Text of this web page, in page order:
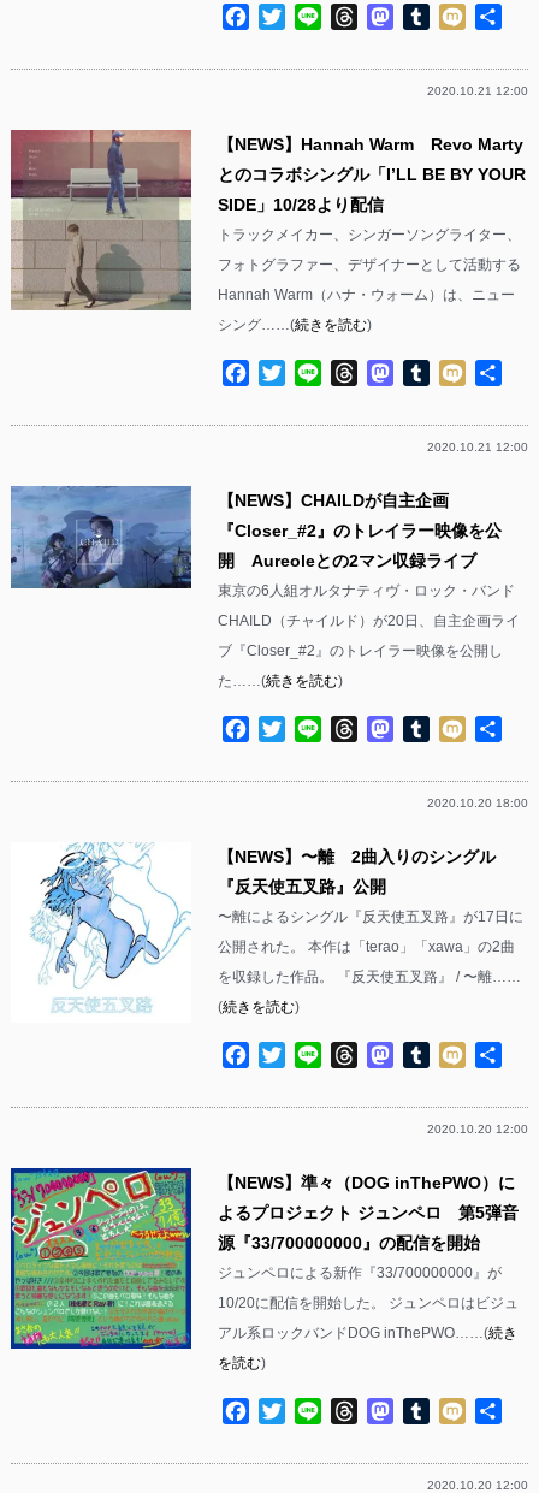
Facebook
TwitterLine ThreadsMastodon
Tumblr
Mixi
2020.10.21 12:00
【NEWS】Hannah Warm Revo Marty
とのコラボシングル「I’LL BE BY YOUR
SIDE」10/28より配信
トラックメイカー、シンガーソングライター、
フォトグラファー、デザイナーとして活動する
Hannah Warm（ハナ・ウォーム）は、ニュー
シング……(続きを読む)
Facebook
TwitterLine ThreadsMastodon
Tumblr
Mixi
2020.10.21 12:00
【NEWS】CHAILDが自主企画
『Closer_#2』のトレイラー映像を公
開 Aureoleとの2マン収録ライブ
東京の6人組オルタナティヴ・ロック・バンド
CHAILD（チャイルド）が20日、自主企画ライ
ブ『Closer_#2』のトレイラー映像を公開し
た……(続きを読む)
Facebook
TwitterLine ThreadsMastodon
Tumblr
Mixi
2020.10.20 18:00
【NEWS】〜離 2曲入りのシングル
『反天使五叉路』公開
〜離によるシングル『反天使五叉路』が17日に
公開された。 本作は「terao」「xawa」の2曲
を収録した作品。 『反天使五叉路』 / 〜離……
(続きを読む)
Facebook
TwitterLine ThreadsMastodon
Tumblr
Mixi
2020.10.20 12:00
【NEWS】準々（DOG inThePWO）に
よるプロジェクト ジュンペロ 第5弾音
源『33/700000000』の配信を開始
ジュンペロによる新作『33/700000000』が
10/20に配信を開始した。 ジュンペロはビジュ
アル系ロックバンドDOG inThePWO……(続き
を読む)
Facebook
TwitterLine ThreadsMastodon
Tumblr
Mixi
2020.10.20 12:00